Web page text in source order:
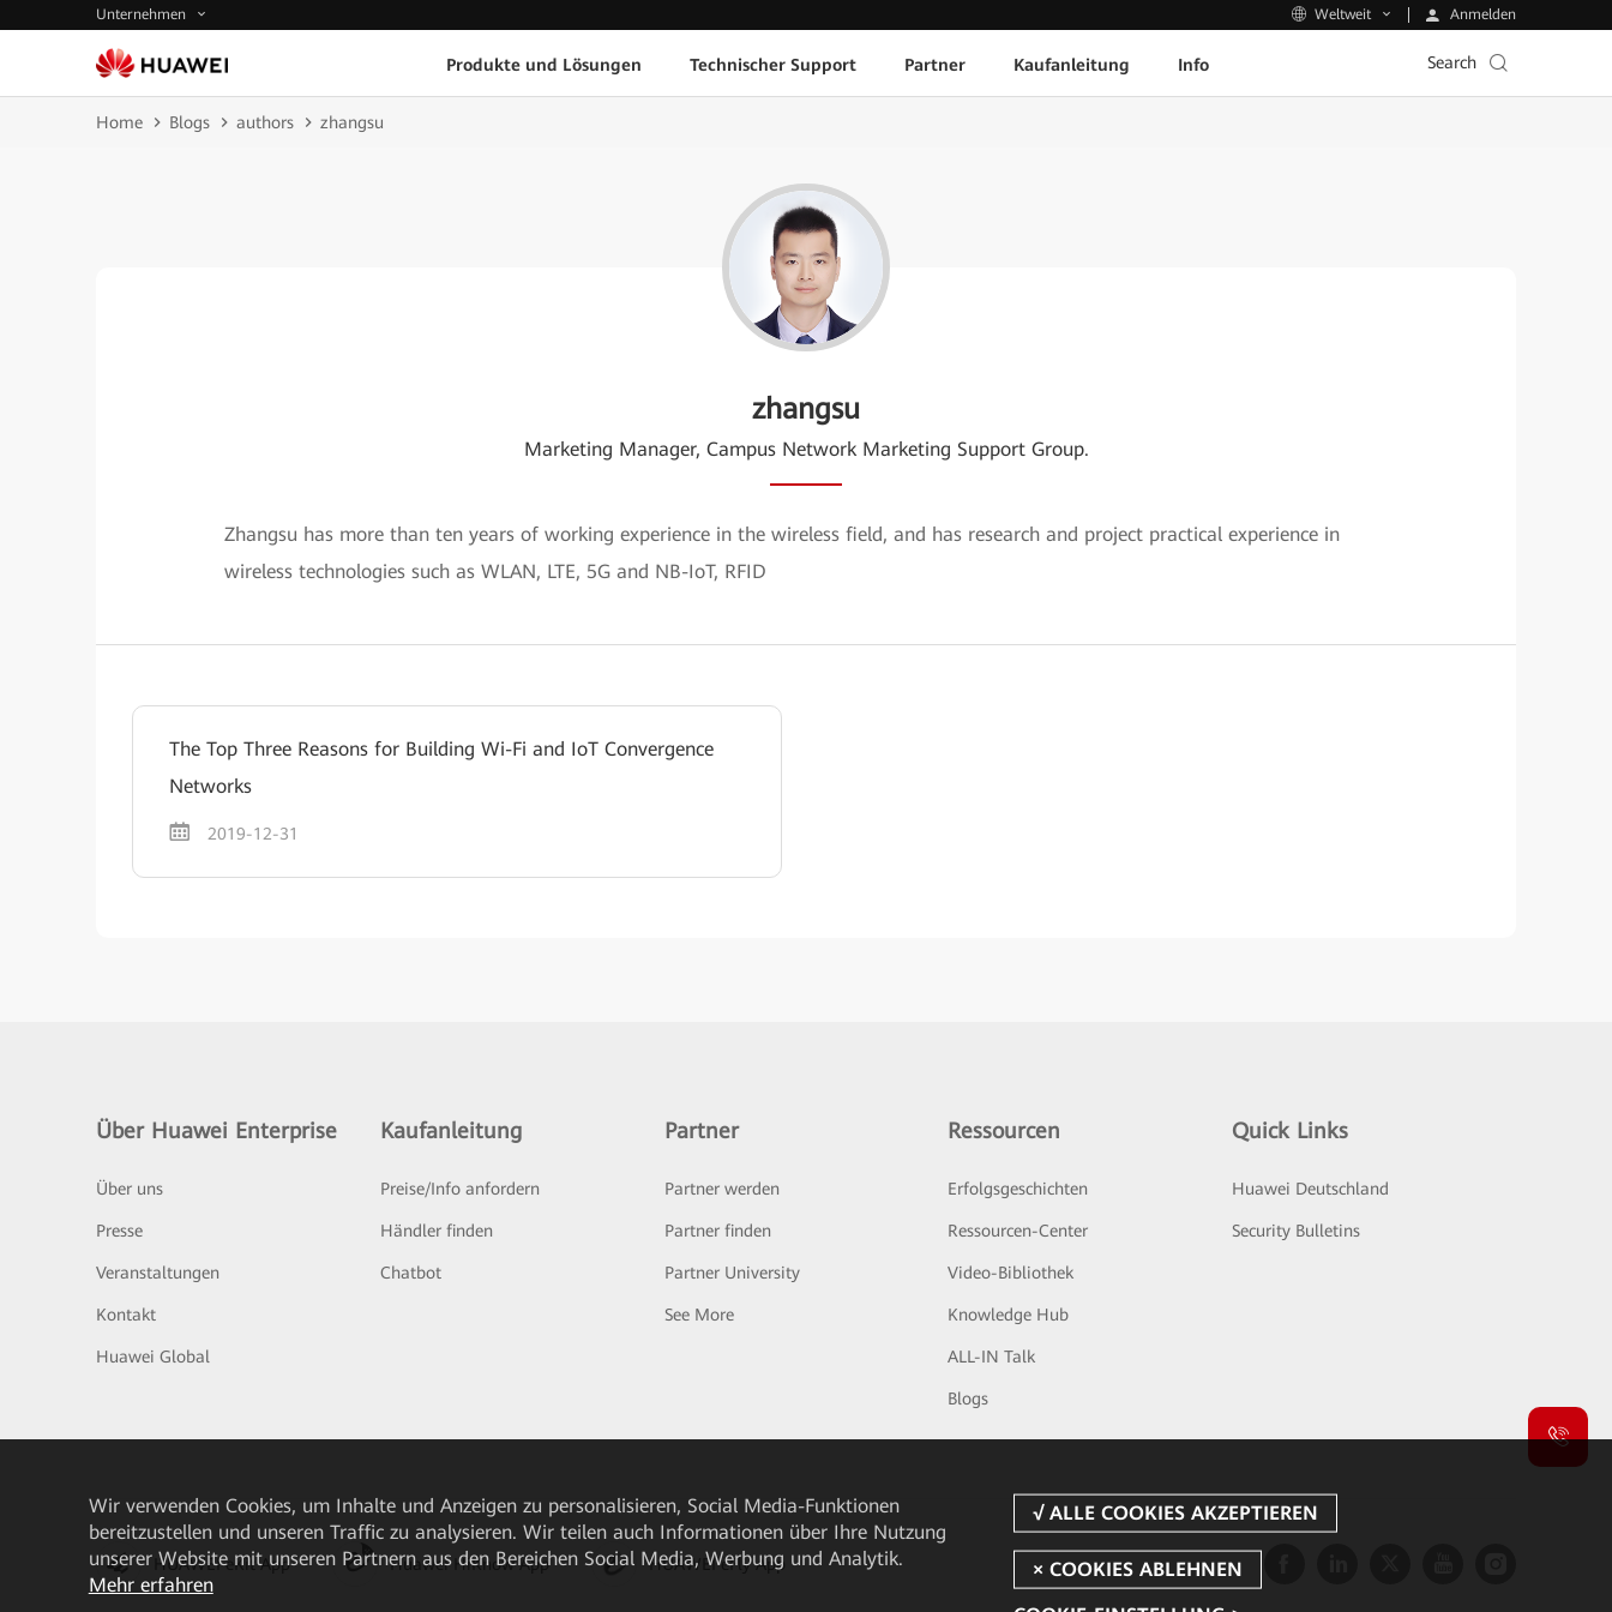
Unternehmen Weltweit Anmelden
Produkte und Lösungen Technischer Support Partner Kaufanleitung Info Search
Home Blogs authors zhangsu
zhangsu
Marketing Manager, Campus Network Marketing Support Group.
Zhangsu has more than ten years of working experience in the wireless field, and has research and project practical experience in
wireless technologies such as WLAN, LTE, 5G and NB-IoT, RFID
The Top Three Reasons for Building Wi-Fi and IoT Convergence
Networks
2019-12-31
Über Huawei Enterprise
Über uns
Presse
Veranstaltungen
Kontakt
Huawei Global
Kaufanleitung
Preise/Info anfordern
Händler finden
Chatbot
Partner
Partner werden
Partner finden
Partner University
See More
Ressourcen
Erfolgsgeschichten
Ressourcen-Center
Video-Bibliothek
Knowledge Hub
ALL-IN Talk
Blogs
Quick Links
Huawei Deutschland
Security Bulletins
HUAWEI eKit App Huawei HiKnow App HUAWEI eFly App
Wir verwenden Cookies, um Inhalte und Anzeigen zu personalisieren, Social Media-Funktionen
bereitzustellen und unseren Traffic zu analysieren. Wir teilen auch Informationen über Ihre Nutzung
unserer Website mit unseren Partnern aus den Bereichen Social Media, Werbung und Analytik.
Mehr erfahren